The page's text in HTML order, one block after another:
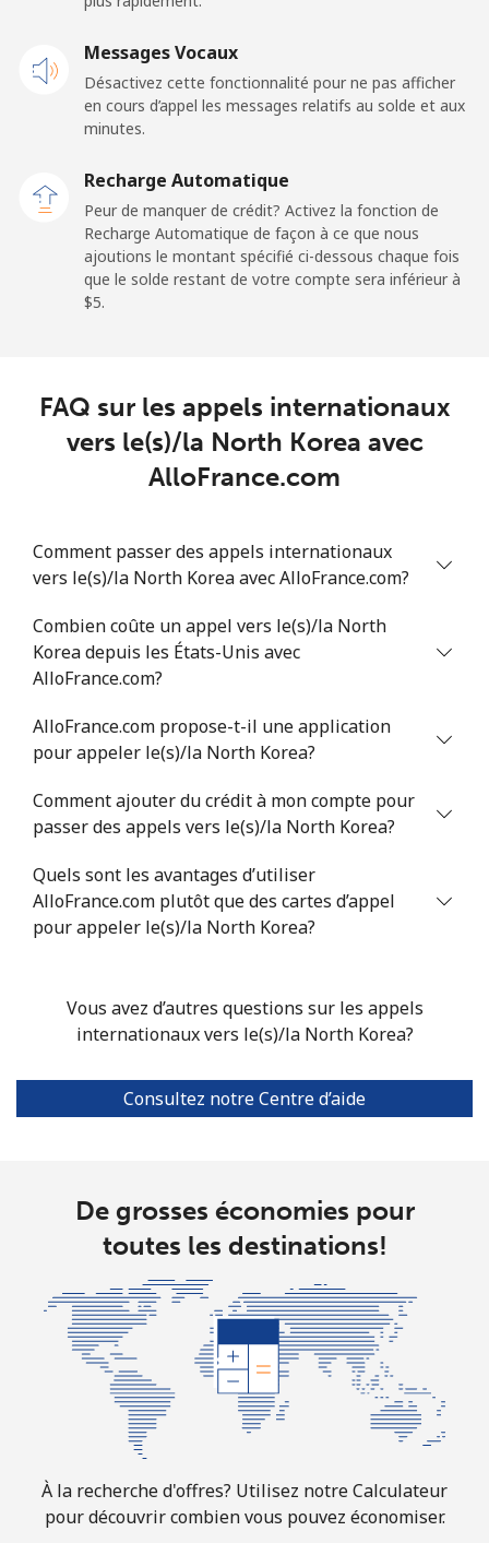
⁦2.6¢⁩
192 min pour
⁦6.9¢⁩
Nicaragua
Ligne fixe ⁦19.5¢⁩ 25 min pour ⁦$5⁩ -
Niger
Ligne fixe ⁦53.9¢⁩ 9 min pour ⁦$5⁩
Nigeria
Ligne fixe ⁦21.5¢⁩ 23 min pour ⁦$5⁩
Mobile ⁦16.5¢⁩
Niue
All country ⁦205.9¢⁩ 2 min pour ⁦$5⁩
All country ⁦200.9¢⁩ 2 min pour ⁦$5⁩
All country ⁦73.9¢⁩ 6 min pour ⁦$5⁩
Norway
⁦1.6¢⁩
312 min pour
Messages Vocaux
Désactivez cette fonctionnalité pour ne pas afficher
en cours d’appel les messages relatifs au solde et aux
minutes.
Recharge Automatique
Peur de manquer de crédit? Activez la fonction de
Recharge Automatique de façon à ce que nous
ajoutions le montant spécifié ci-dessous chaque fois
que le solde restant de votre compte sera inférieur à
⁦$5⁩.
FAQ sur les appels internationaux
vers le(s)/la North Korea avec
AlloFrance.com
Comment passer des appels internationaux
vers le(s)/la North Korea avec AlloFrance.com?
Combien coûte un appel vers le(s)/la North
Korea depuis les États-Unis avec
AlloFrance.com?
AlloFrance.com propose-t-il une application
pour appeler le(s)/la North Korea?
Comment ajouter du crédit à mon compte pour
passer des appels vers le(s)/la North Korea?
Quels sont les avantages d’utiliser
AlloFrance.com plutôt que des cartes d’appel
pour appeler le(s)/la North Korea?
Vous avez d’autres questions sur les appels
internationaux vers le(s)/la North Korea?
Consultez notre Centre d’aide
De grosses économies pour
toutes les destinations!
À la recherche d'offres? Utilisez notre Calculateur
pour découvrir combien vous pouvez économiser.